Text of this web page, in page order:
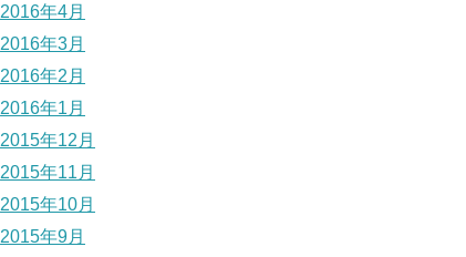
2016年4月
2016年3月
2016年2月
2016年1月
2015年12月
2015年11月
2015年10月
2015年9月